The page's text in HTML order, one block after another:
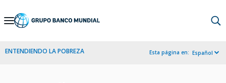
Skip
Navigation
ENTENDIENDO LA POBREZA Esta página en: Español